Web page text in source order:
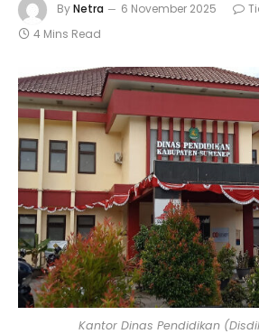
ByNetra 6 November 2025
4 Mins Read
Kantor Dinas Pendidikan